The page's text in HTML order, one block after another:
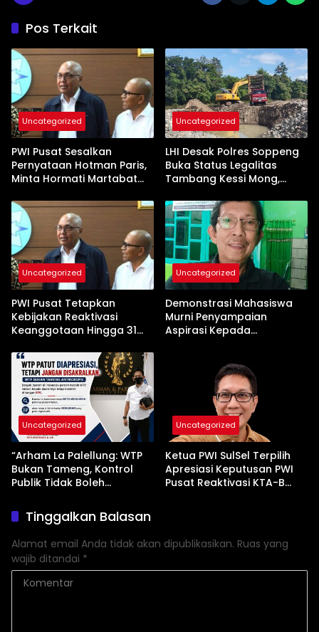
Pos Terkait
Uncategorized
PWI Pusat Sesalkan
Pernyataan Hotman Paris,
Minta Hormati Martabat
Kemerdekaan Pers
Uncategorized
LHI Desak Polres Soppeng
Buka Status Legalitas
Tambang Kessi Mong,
Uncategorized
PWI Pusat Tetapkan
Kebijakan Reaktivasi
Keanggotaan Hingga 31
Uncategorized
Demonstrasi Mahasiswa
Murni Penyampaian
Aspirasi Kepada
Uncategorized
“Arham La Palellung: WTP
Bukan Tameng, Kontrol
Publik Tidak Boleh
Uncategorized
Ketua PWI SulSel Terpilih
Apresiasi Keputusan PWI
Pusat Reaktivasi KTA-B
Tinggalkan Balasan
Alamat email Anda tidak akan dipublikasikan. Ruas yang
wajib ditandai *